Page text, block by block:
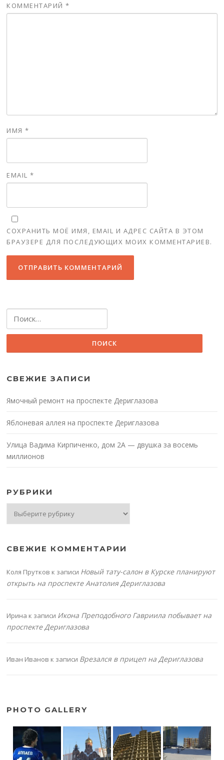
КОММЕНТАРИЙ*
ИМЯ*
EMAIL*
СОХРАНИТЬ МОЁ ИМЯ, EMAIL И АДРЕС САЙТА В ЭТОМ
БРАУЗЕРЕ ДЛЯ ПОСЛЕДУЮЩИХ МОИХ КОММЕНТАРИЕВ.
СВЕЖИЕ ЗАПИСИ
Ямочный ремонт на проспекте Дериглазова
Яблоневая аллея на проспекте Дериглазова
Улица Вадима Кирпиченко, дом 2А — двушка за восемь
миллионов
РУБРИКИ
СВЕЖИЕ КОММЕНТАРИИ
Коля Прутков к записи Новый тату-салон в Курске планируют
открыть на проспекте Анатолия Дериглазова
Ирина к записи Икона Преподобного Гавриила побывает на
проспекте Дериглазова
Иван Иванов к записи Врезался в прицеп на Дериглазова
PHOTO GALLERY